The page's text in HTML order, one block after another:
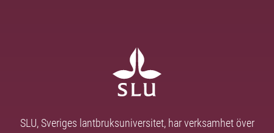
SLU, Sveriges lantbruksuniversitet, har verksamhet över